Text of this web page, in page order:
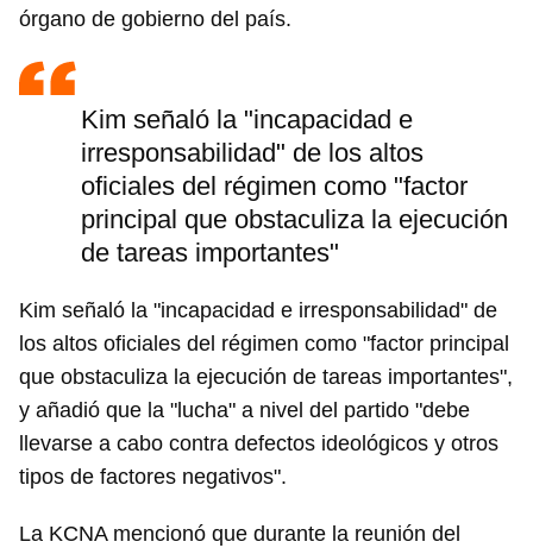
órgano de gobierno del país.
Kim señaló la "incapacidad e
irresponsabilidad" de los altos
oficiales del régimen como "factor
principal que obstaculiza la ejecución
de tareas importantes"
Kim señaló la "incapacidad e irresponsabilidad" de
los altos oficiales del régimen como "factor principal
que obstaculiza la ejecución de tareas importantes",
y añadió que la "lucha" a nivel del partido "debe
llevarse a cabo contra defectos ideológicos y otros
tipos de factores negativos".
La KCNA mencionó que durante la reunión del